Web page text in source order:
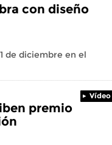
con diseño
de diciembre en el
Vídeo
premio